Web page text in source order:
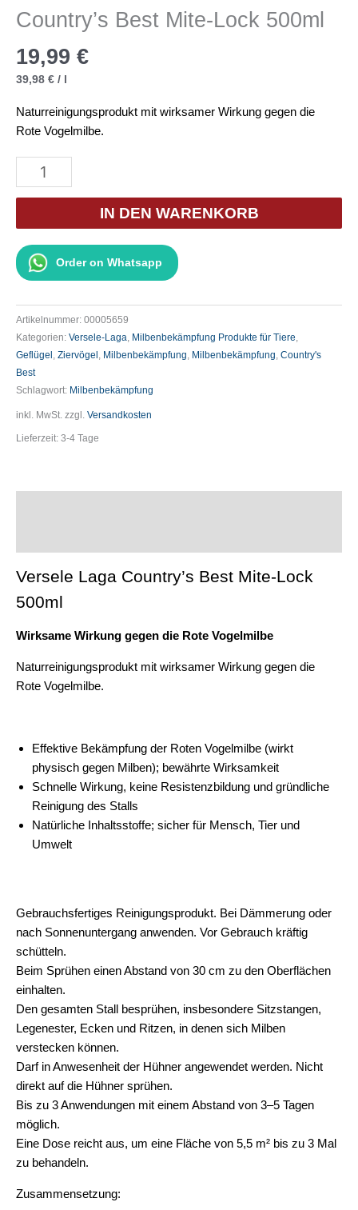
Country’s Best Mite-Lock 500ml
19,99 €
39,98 € /
Naturreinigungsprodukt mit wirksamer Wirkung gegen die
Rote Vogelmilbe.
Country's
Best
Lock
500ml
Menge
IN DEN WARENKORB
Order on Whatsapp
Artikelnummer: 00005659
Kategorien: Versele-Laga Milbenbekämpfung Produkte für Tiere
Geflügel Ziervögel Milbenbekämpfung Milbenbekämpfung Country's
Best
Schlagwort: Milbenbekämpfung
inkl. MwSt. zzgl. Versandkosten
Lieferzeit: 3-4 Tage
Versele Laga Country’s Best Mite-Lock
500ml
Wirksame Wirkung gegen die Rote Vogelmilbe
Naturreinigungsprodukt mit wirksamer Wirkung gegen die
Rote Vogelmilbe.
Effektive Bekämpfung der Roten Vogelmilbe (wirkt
physisch gegen Milben); bewährte Wirksamkeit
Schnelle Wirkung, keine Resistenzbildung und gründliche
Reinigung des Stalls
Natürliche Inhaltsstoffe; sicher für Mensch, Tier und
Umwelt
Gebrauchsfertiges Reinigungsprodukt. Bei Dämmerung oder
nach Sonnenuntergang anwenden. Vor Gebrauch kräftig
schütteln.
Beim Sprühen einen Abstand von 30 cm zu den Oberflächen
einhalten.
Den gesamten Stall besprühen, insbesondere Sitzstangen,
Legenester, Ecken und Ritzen, in denen sich Milben
verstecken können.
Darf in Anwesenheit der Hühner angewendet werden. Nicht
direkt auf die Hühner sprühen.
Bis zu 3 Anwendungen mit einem Abstand von 3–5 Tagen
möglich.
Eine Dose reicht aus, um eine Fläche von 5,5 m² bis zu 3 Mal
zu behandeln.
Zusammensetzung: